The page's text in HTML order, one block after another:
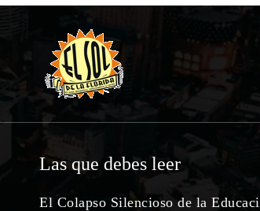
Las que debes leer
El Colapso Silencioso de la